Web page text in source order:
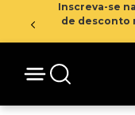
Inscreva-se
de desconto